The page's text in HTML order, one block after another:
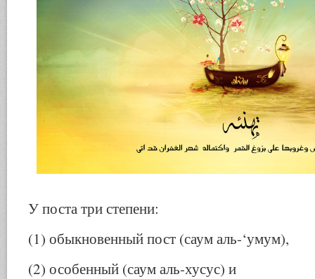
У поста три степени:
(1) обыкновенный пост (саум аль-‘умум),
(2) особенный (саум аль-хусус) и